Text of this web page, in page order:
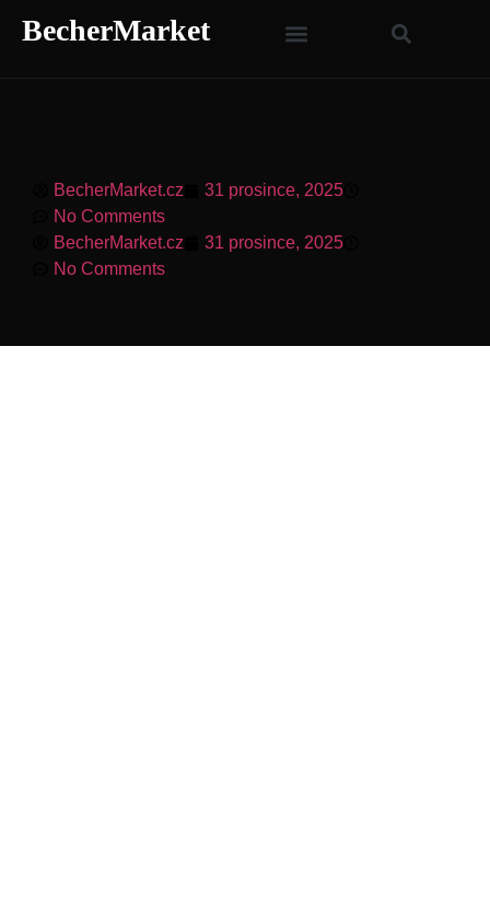
BecherMarket
BecherMarket.cz 31 prosince, 2025
No Comments
BecherMarket.cz
31 prosince, 2025
No Comments